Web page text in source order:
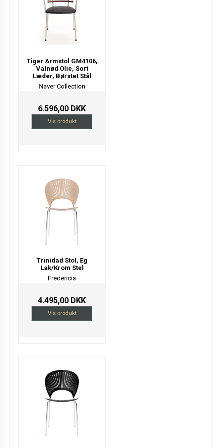
Tiger Armstol GM4106,
Valnød Olie, Sort
Læder, Børstet Stål
Naver Collection
6.596,00 DKK
Vis produkt
Trinidad Stol, Eg
Lak/Krom Stel
Fredericia
4.495,00 DKK
Vis produkt